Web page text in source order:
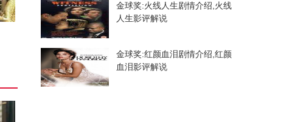
金球奖:火线人生剧情介绍,火线
人生影评解说
金球奖:红颜血泪剧情介绍,红颜
血泪影评解说